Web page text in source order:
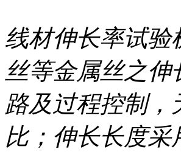
线材伸长率试验
丝等金属丝之
路及过程控制
比；伸长长度